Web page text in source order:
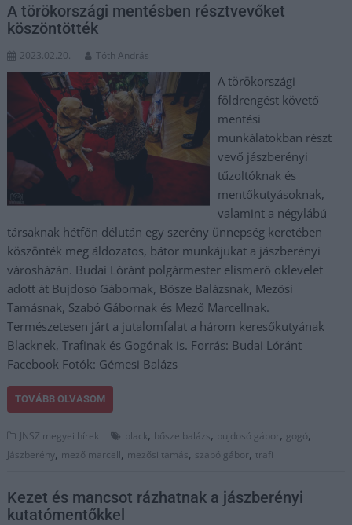
A törökországi mentésben résztvevőket
köszöntötték
2023.02.20. Tóth András
A törökországi
földrengést követő
mentési
munkálatokban részt
vevő jászberényi
tűzoltóknak és
mentőkutyásoknak,
valamint a négylábú
társaknak hétfőn délután egy szerény ünnepség keretében
köszönték meg áldozatos, bátor munkájukat a jászberényi
városházán. Budai Lóránt polgármester elismerő oklevelet
adott át Bujdosó Gábornak, Bősze Balázsnak, Mezősi
Tamásnak, Szabó Gábornak és Mező Marcellnak.
Természetesen járt a jutalomfalat a három keresőkutyának
Blacknek, Trafinak és Gogónak is. Forrás: Budai Lóránt
Facebook Fotók: Gémesi Balázs
TOVÁBB OLVASOM
JNSZ megyei hírek black, bősze balázs, bujdosó gábor, gogó,
Jászberény, mező marcell, mezősi tamás, szabó gábor, trafi
Kezet és mancsot rázhatnak a jászberényi
kutatómentőkkel